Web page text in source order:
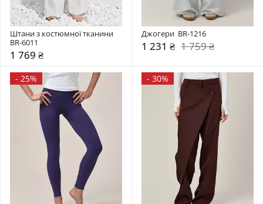
Штани з костюмної тканини
BR-6011
1 769 ₴
Джогери  BR-1216
1 231 ₴ 1 759 ₴
- 25% - 30%